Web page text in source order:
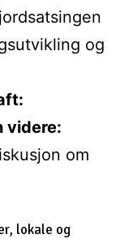
og
videre:
om
lokale og